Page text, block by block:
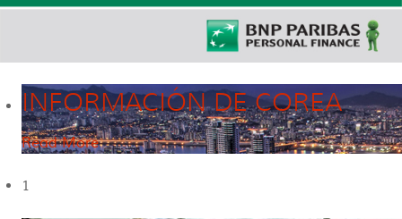
INFORMACIÓN DE COREA
Read More
1